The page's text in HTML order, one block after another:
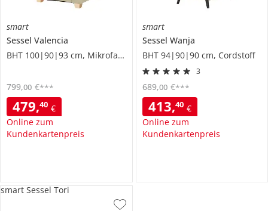
smart
Sessel Valencia
BHT 100|90|93 cm, Mikrofaser
479,40 €
Online zum
Kundenkartenpreis
799,00 €***
smart
Sessel Wanja
BHT 94|90|90 cm, Cordstoff
3
413,40 €
Online zum
Kundenkartenpreis
689,00 €***
smart Sessel Tori